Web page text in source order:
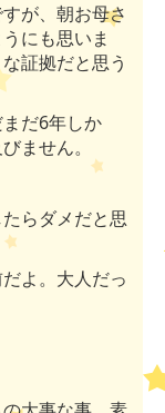
が、朝お母さ
にも思いま
証拠だと思う
だ6年しか
ません。
らダメだと思
よ。大人だっ